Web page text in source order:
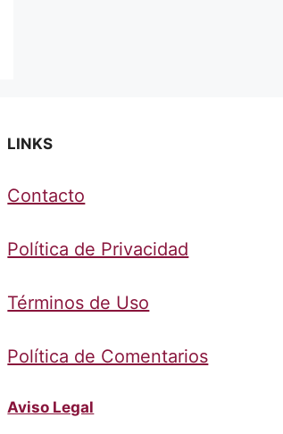
LINKS
Contacto
Política de Privacidad
Términos de Uso
Política de Comentarios
Aviso Legal